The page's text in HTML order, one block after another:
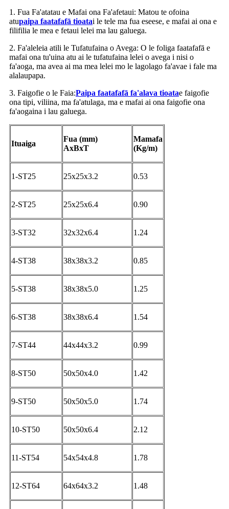
1. Fua Fa'atatau e Mafai ona Fa'afetaui: Matou te ofoina
atupaipa faatafafā tioatai le tele ma fua eseese, e mafai ai ona e
filifilia le mea e fetaui lelei ma lau galuega.
2. Fa'aleleia atili le Tufatufaina o Avega: O le foliga faatafafā e
mafai ona tu'uina atu ai le tufatufaina lelei o avega i nisi o
fa'aoga, ma avea ai ma mea lelei mo le lagolago fa'avae i fale ma
alalaupapa.
3. Faigofie o le Faia:Paipa faatafafā fa'alava tioatae faigofie
ona tipi, viliina, ma fa'atulaga, ma e mafai ai ona faigofie ona
fa'aogaina i lau galuega.
Ituaiga
Fua (mm)
AxBxT
Mamafa
(Kg/m)
1-ST25 25x25x3.2 0.53
2-ST25 25x25x6.4 0.90
3-ST32 32x32x6.4 1.24
4-ST38 38x38x3.2 0.85
5-ST38 38x38x5.0 1.25
6-ST38 38x38x6.4 1.54
7-ST44 44x44x3.2 0.99
8-ST50 50x50x4.0 1.42
9-ST50 50x50x5.0 1.74
10-ST50 50x50x6.4 2.12
11-ST54 54x54x4.8 1.78
12-ST64 64x64x3.2 1.48